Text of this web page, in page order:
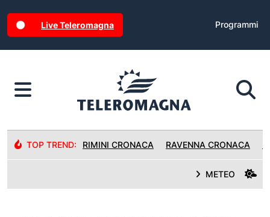
Live Teleromagna Programmi
TOP TREND: RIMINI CRONACA RAVENNA CRONACA
METEO